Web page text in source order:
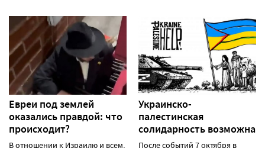
Евреи под землей
оказались правдой: что
происходит?
В отношении к Израилю и всем,
Украинско-
палестинская
солидарность возможна
После событий 7 октября в